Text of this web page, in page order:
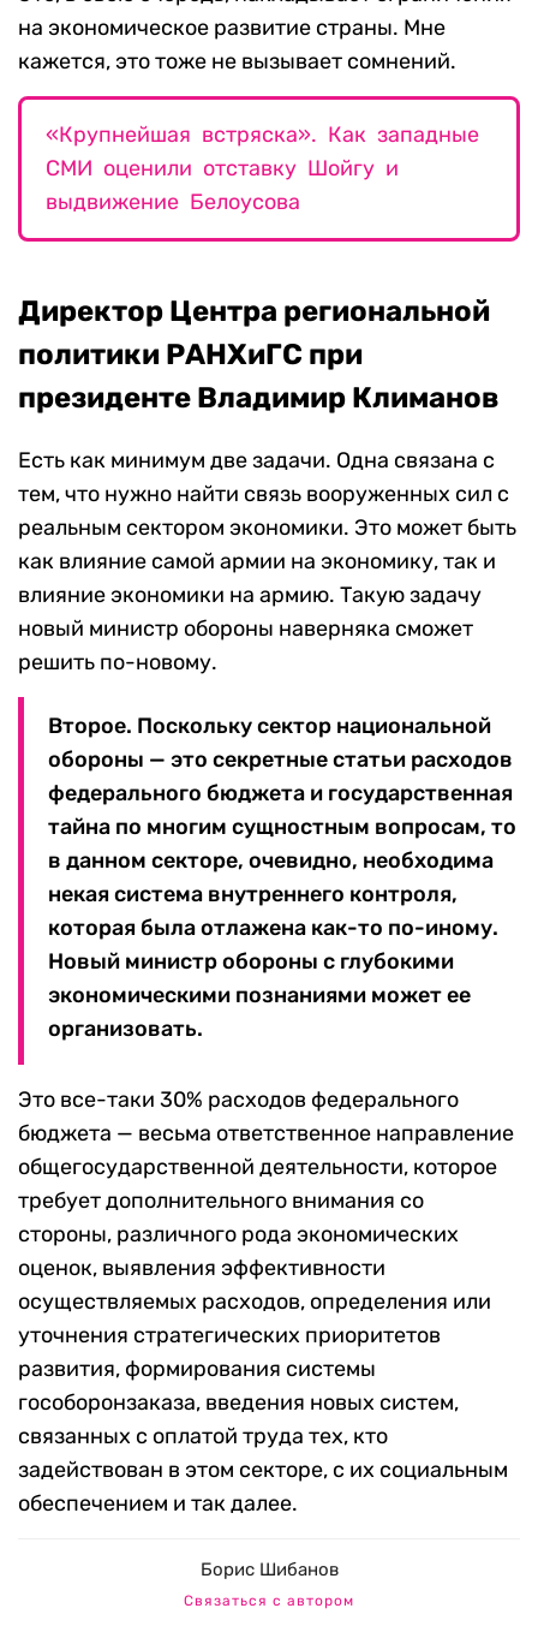
на экономическое развитие страны. Мне
кажется, это тоже не вызывает сомнений.
«Крупнейшая встряска». Как западные
СМИ оценили отставку Шойгу и
выдвижение Белоусова
Директор Центра региональной
политики РАНХиГС при
президенте Владимир Климанов
Есть как минимум две задачи. Одна связана с
тем, что нужно найти связь вооруженных сил с
реальным сектором экономики. Это может быть
как влияние самой армии на экономику, так и
влияние экономики на армию. Такую задачу
новый министр обороны наверняка сможет
решить по-новому.
Второе. Поскольку сектор национальной
обороны — это секретные статьи расходов
федерального бюджета и государственная
тайна по многим сущностным вопросам, то
в данном секторе, очевидно, необходима
некая система внутреннего контроля,
которая была отлажена как-то по-иному.
Новый министр обороны с глубокими
экономическими познаниями может ее
организовать.
Это все-таки 30% расходов федерального
бюджета — весьма ответственное направление
общегосударственной деятельности, которое
требует дополнительного внимания со
стороны, различного рода экономических
оценок, выявления эффективности
осуществляемых расходов, определения или
уточнения стратегических приоритетов
развития, формирования системы
гособоронзаказа, введения новых систем,
связанных с оплатой труда тех, кто
задействован в этом секторе, с их социальным
обеспечением и так далее.
Борис Шибанов
Связаться с автором